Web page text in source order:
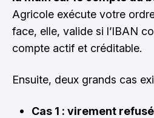
Agricole exécute votre
face, elle, valide si l’IBAN
compte actif et créditable.
Ensuite, deux grands cas
Cas 1 : virement